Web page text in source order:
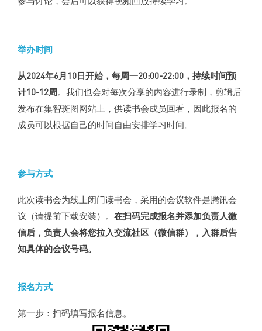
举办时间
从2024年6月10日开始，每周一20:00-22:00，持续时间预
计10-12周。我们也会对每次分享的内容进行录制，剪辑后
发布在集智斑图网站上，供读书会成员回看，因此报名的
成员可以根据自己的时间自由安排学习时间。
参与方式
此次读书会为线上闭门读书会，采用的会议软件是腾讯会
议（请提前下载安装）。 在扫码完成报名并添加负责人微
信后，负责人会将您拉入交流社区（微信群），入群后告
知具体的会议号码。
报名方式
第一步：扫码填写报名信息。